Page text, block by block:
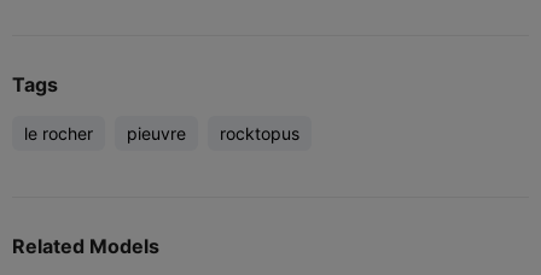
Tags
le rocher pieuvre rocktopus
Related Models